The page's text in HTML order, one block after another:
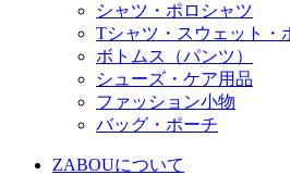
シャツ・ポロシャツ
Tシャツ・スウェット・
ボトムス（パンツ）
シューズ・ケア用品
ファッション小物
バッグ・ポーチ
ZABOUについて